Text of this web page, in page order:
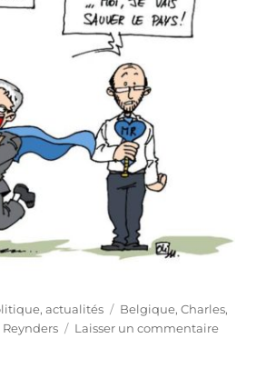
actualités Étiquettes
Belgique,Charles,
Reynders Laisser un commentairesur